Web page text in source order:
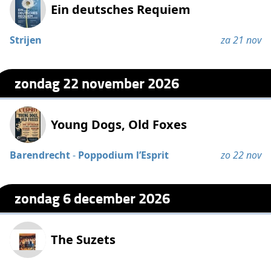
Ein deutsches Requiem
Strijen za 21 nov
zondag 22 november 2026
Young Dogs, Old Foxes
Barendrecht- Poppodium l’Esprit zo 22 nov
zondag 6 december 2026
The Suzets